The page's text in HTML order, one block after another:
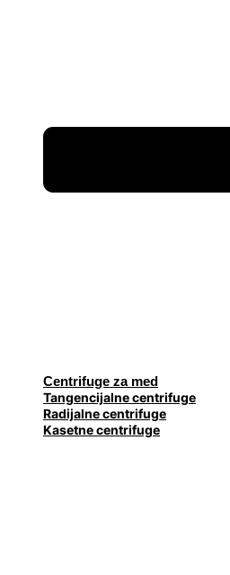
Centrifuge za med
Tangencijalne centrifuge
Radijalne centrifuge
Kasetne centrifuge